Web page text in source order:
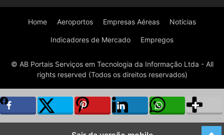
Home Aeroportos Empresas Aéreas Notícias
Indicadores de Mercado Empregos
© AB Portais Serviços em Tecnologia da Informação Ltda - All
rights reserved (Todos os direitos reservados)